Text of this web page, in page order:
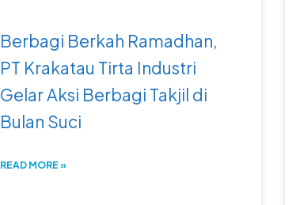
Berbagi Berkah Ramadhan,
PT Krakatau Tirta Industri
Gelar Aksi Berbagi Takjil di
Bulan Suci
READ MORE »